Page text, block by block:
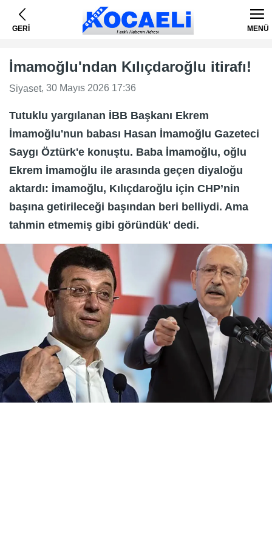
GERİ MENÜ
İmamoğlu'ndan Kılıçdaroğlu itirafı!
Siyaset, 30 Mayıs 2026 17:36
Tutuklu yargılanan İBB Başkanı Ekrem
İmamoğlu'nun babası Hasan İmamoğlu Gazeteci
Saygı Öztürk'e konuştu. Baba İmamoğlu, oğlu
Ekrem İmamoğlu ile arasında geçen diyaloğu
aktardı: İmamoğlu, Kılıçdaroğlu için CHP’nin
başına getirileceği başından beri belliydi. Ama
tahmin etmemiş gibi göründük' dedi.